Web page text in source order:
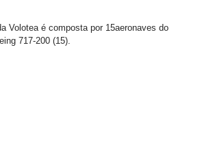
Volotea é composta por 15aeronaves do
717-200 (15).